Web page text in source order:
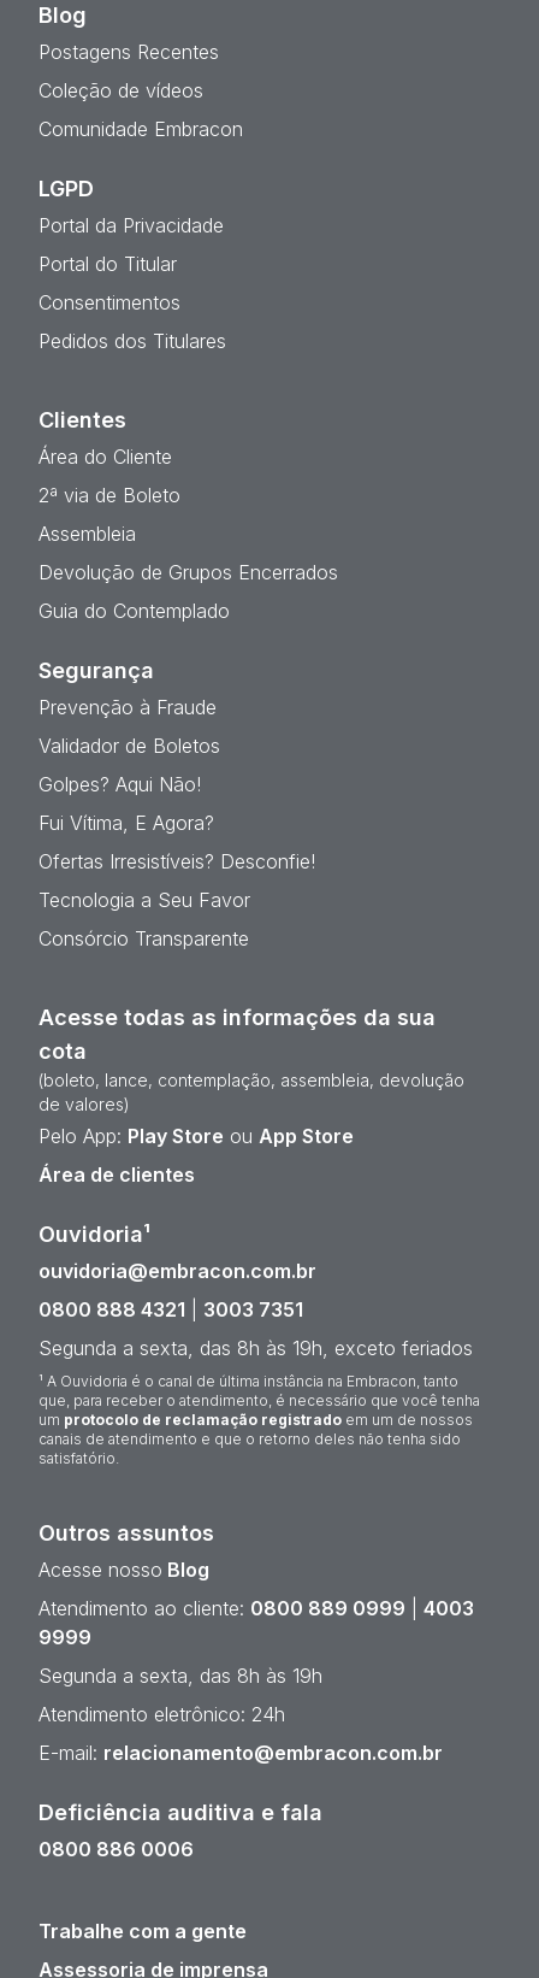
Blog
Postagens Recentes
Coleção de vídeos
Comunidade Embracon
LGPD
Portal da Privacidade
Portal do Titular
Consentimentos
Pedidos dos Titulares
Clientes
Área do Cliente
2ª via de Boleto
Assembleia
Devolução de Grupos Encerrados
Guia do Contemplado
Segurança
Prevenção à Fraude
Validador de Boletos
Golpes? Aqui Não!
Fui Vítima, E Agora?
Ofertas Irresistíveis? Desconfie!
Tecnologia a Seu Favor
Consórcio Transparente
Acesse todas as informações da sua
cota
(boleto, lance, contemplação, assembleia, devolução
de valores)
Pelo App: Play Store ou App Store
Área de clientes
Ouvidoria¹
ouvidoria@embracon.com.br
0800 888 4321
3003 7351
Segunda a sexta, das 8h às 19h, exceto feriados
¹ A Ouvidoria é o canal de última instância na Embracon, tanto
que, para receber o atendimento, é necessário que você tenha
um protocolo de reclamação registrado em um de nossos
canais de atendimento e que o retorno deles não tenha sido
satisfatório.
Outros assuntos
Acesse nosso Blog
Atendimento ao cliente: 0800 889 0999
4003
9999
Segunda a sexta, das 8h às 19h
Atendimento eletrônico: 24h
E-mail: relacionamento@embracon.com.br
Deficiência auditiva e fala
0800 886 0006
Trabalhe com a gente
Assessoria de imprensa